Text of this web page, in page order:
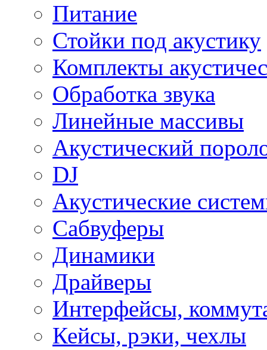
Питание
Стойки под акустику
Комплекты
Обработка звука
Линейные массивы
Акустический
DJ
Акустические
Сабвуферы
Динамики
Драйверы
Интерфейсы,
Кейсы, рэки, чехлы